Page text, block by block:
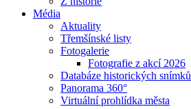
Média
Aktuality
Třemšínské listy
Fotogalerie
Fotografie z akcí 2026
Databáze historických snímků
Panorama 360°
Virtuální prohlídka města